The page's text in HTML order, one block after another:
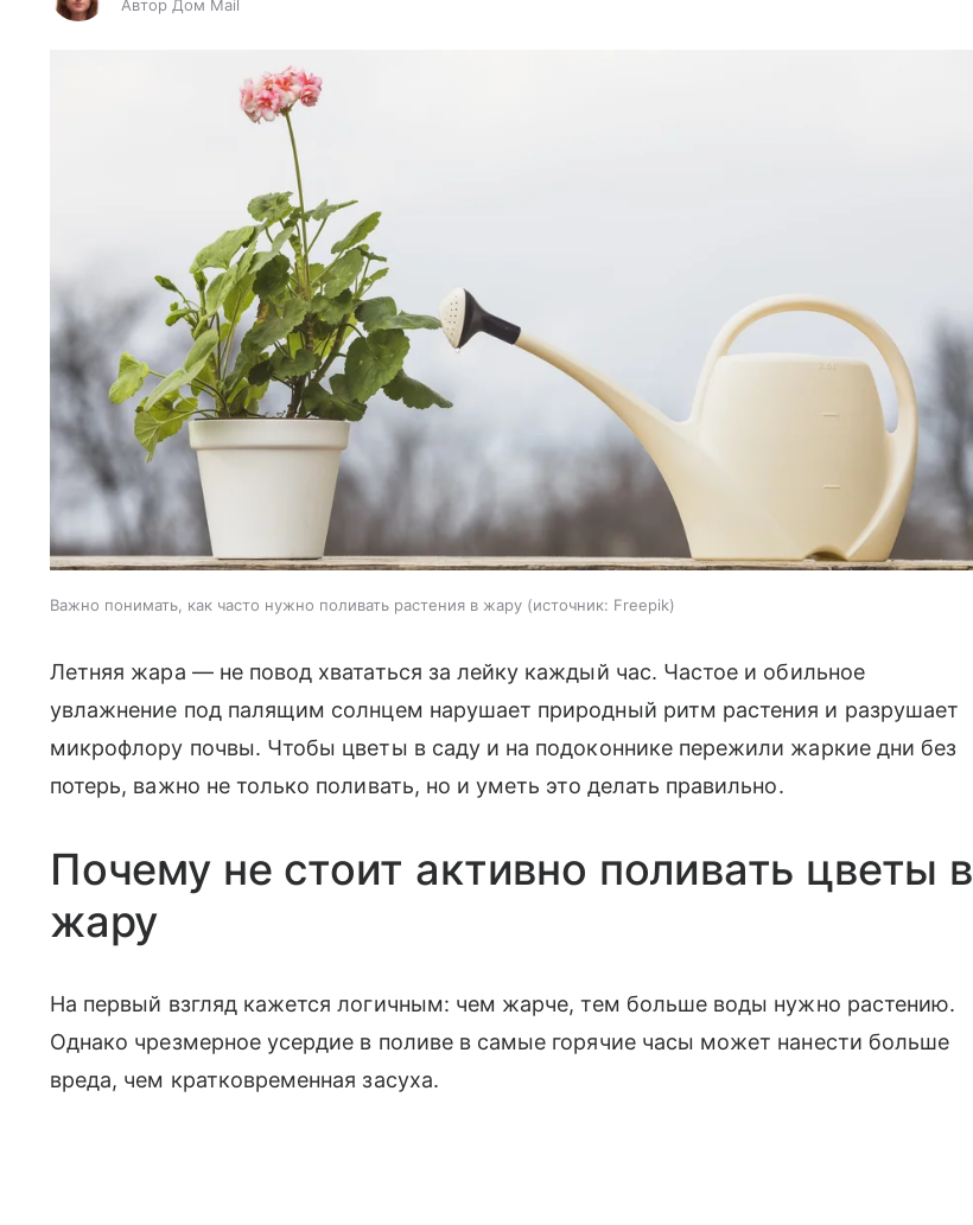
Автор Дом Mail
Важно понимать, как часто нужно поливать растения в жару источник: Freepik
Летняя жара — не повод хвататься за лейку каждый час. Частое и обильное
увлажнение под палящим солнцем нарушает природный ритм растения и разрушает
микрофлору почвы. Чтобы цветы в саду и на подоконнике пережили жаркие дни без
потерь, важно не только поливать, но и уметь это делать правильно.
Почему не стоит активно поливать цветы в
жару
На первый взгляд кажется логичным: чем жарче, тем больше воды нужно растению.
Однако чрезмерное усердие в поливе в самые горячие часы может нанести больше
вреда, чем кратковременная засуха.